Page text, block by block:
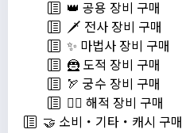
👑 공용 장비 구매
🗡️ 전사 장비 구매
✨ 마법사 장비 구매
🦹 도적 장비 구매
🏹 궁수 장비 구매
🏴‍☠️ 해적 장비 구매
🤝 소비・기타・캐시 구매